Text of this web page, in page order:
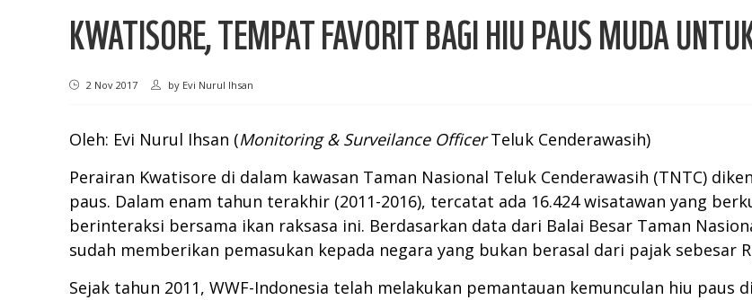
KWATISORE, TEMPAT FAVORIT BAGI HIU PAUS MUDA
2 Nov 2017 by Evi Nurul Ihsan
Oleh: Evi Nurul Ihsan (Monitoring & Surveilance OfficerTeluk Cenderawasih)
Perairan Kwatisore di dalam kawasan Taman Nasional Teluk Cenderawasih (TNTC)
paus. Dalam enam tahun terakhir (2011-2016), tercatat ada 16.424 wisatawan yang
berinteraksi bersama ikan raksasa ini. Berdasarkan data dari Balai Besar Taman
sudah memberikan pemasukan kepada negara yang bukan berasal dari pajak sebesar
Sejak tahun 2011, WWF-Indonesia telah melakukan pemantauan kemunculan hiu paus